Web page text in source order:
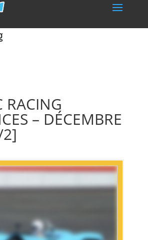
RACING
– DÉCEMBRE